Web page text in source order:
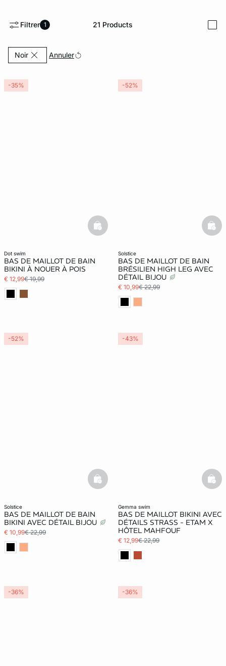
Filtrer 1 21 Products
NoirCurrently Refined by Couleurs: Noir
Annuler
dot swim
BAS DE MAILLOT DE BAIN
BIKINI À NOUER À POIS
€ 12,99€ 19,99
basketfull
-35%
solstice
BAS DE MAILLOT DE BAIN
BRÉSILIEN HIGH LEG AVEC
DÉTAIL BIJOU
€ 10,99€ 22,99
-52%
solstice
BAS DE MAILLOT DE BAIN
BIKINI AVEC DÉTAIL BIJOU
€ 10,99€ 22,99
basketfull
-52%
gemma swim
BAS DE MAILLOT BIKINI AVEC
DÉTAILS STRASS - ETAM X
HÔTEL MAHFOUF
€ 12,99€ 22,99
-43%
-36% -36%